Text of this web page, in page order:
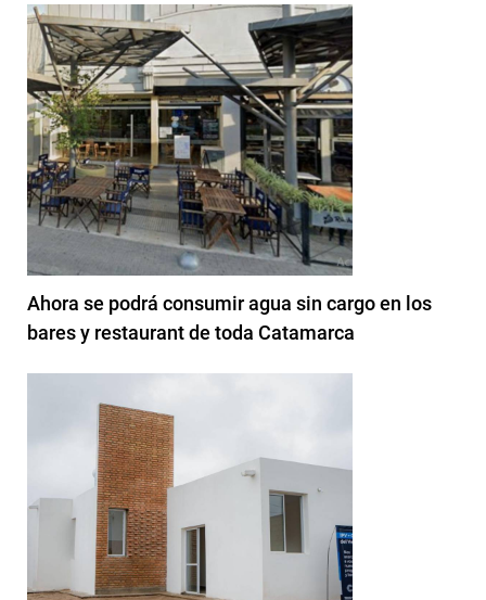
Ahora se podrá consumir agua sin cargo en los
bares y restaurant de toda Catamarca